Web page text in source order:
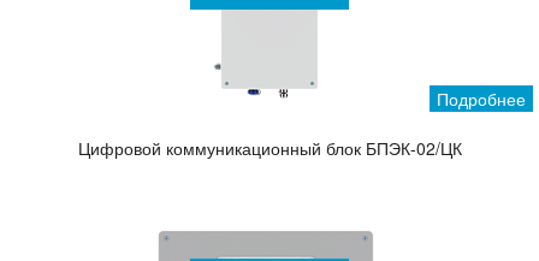
Подробнее
Цифровой коммуникационный блок БПЭК-02/ЦК